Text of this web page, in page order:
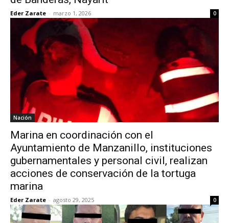
Eder Zarate - marzo 1, 2026 0
Nación
Marina en coordinación con el
Ayuntamiento de Manzanillo, instituciones
gubernamentales y personal civil, realizan
acciones de conservación de la tortuga
marina
Eder Zarate - agosto 29, 2025 0